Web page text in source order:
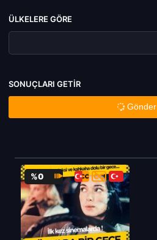
ÜLKELERE GÖRE
SONUÇLARI GETIR
Gönder
%0